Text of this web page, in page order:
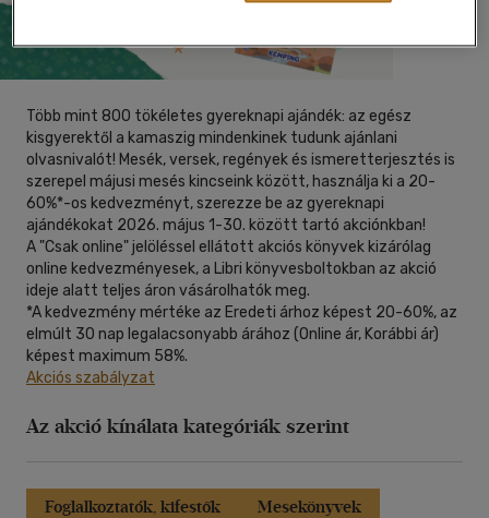
Több mint 800 tökéletes gyereknapi ajándék: az egész
kisgyerektől a kamaszig mindenkinek tudunk ajánlani
olvasnivalót! Mesék, versek, regények és ismeretterjesztés is
szerepel májusi mesés kincseink között, használja ki a 20-
60%*-os kedvezményt, szerezze be az gyereknapi
ajándékokat 2026. május 1-30. között tartó akciónkban!
A "Csak online" jelöléssel ellátott akciós könyvek kizárólag
online kedvezményesek, a Libri könyvesboltokban az akció
ideje alatt teljes áron vásárolhatók meg.
*A kedvezmény mértéke az Eredeti árhoz képest 20-60%, az
elmúlt 30 nap legalacsonyabb árához (Online ár, Korábbi ár)
képest maximum 58%.
Akciós szabályzat
Az akció kínálata kategóriák szerint
Foglalkoztatók, kifestők
Mesekönyvek